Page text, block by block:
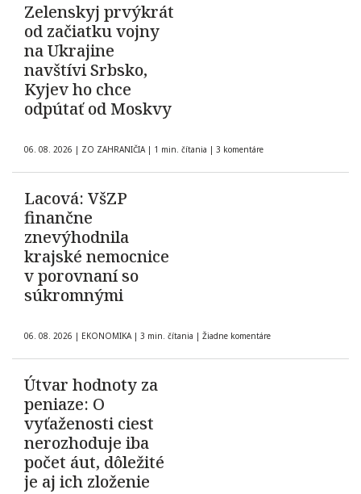
Zelenskyj prvýkrát
od začiatku vojny
na Ukrajine
navštívi Srbsko,
Kyjev ho chce
odpútať od Moskvy
06. 08. 2026 | ZO ZAHRANIČIA | 1 min. čítania | 3 komentáre
Lacová: VšZP
finančne
znevýhodnila
krajské nemocnice
v porovnaní so
súkromnými
06. 08. 2026 | EKONOMIKA | 3 min. čítania | Žiadne komentáre
Útvar hodnoty za
peniaze: O
vyťaženosti ciest
nerozhoduje iba
počet áut, dôležité
je aj ich zloženie